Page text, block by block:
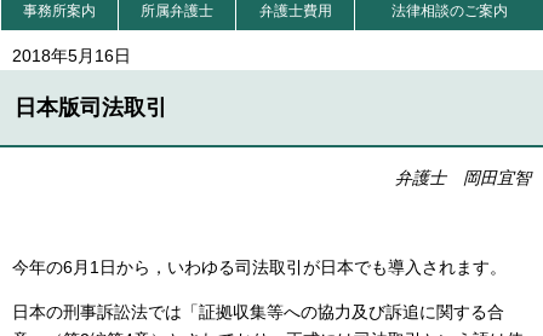
事務所案内 所属弁護士 弁護士費用 法律相談のご案内
2018年5月16日
日本版司法取引
弁護士 岡田宜智
今年の6月1日から，いわゆる司法取引が日本でも導入されます。
日本の刑事訴訟法では「証拠収集等への協力及び訴追に関する合